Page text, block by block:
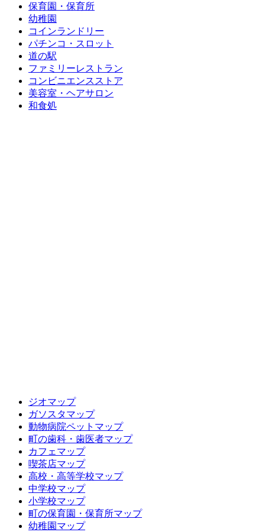
保育園・保育所
幼稚園
コインランドリー
パチンコ・スロット
道の駅
ファミリーレストラン
コンビニエンスストア
美容室・ヘアサロン
和食処
ジオマップ
ガソスタマップ
動物病院ペットマップ
町の歯科・歯医者マップ
カフェマップ
喫茶店マップ
高校・高等学校マップ
中学校マップ
小学校マップ
町の保育園・保育所マップ
幼稚園マップ